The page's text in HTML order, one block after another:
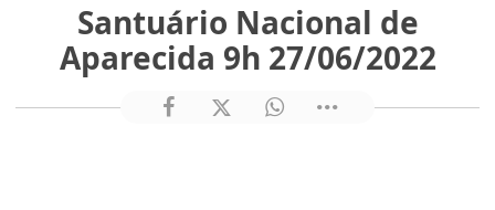
Santuário Nacional de
Aparecida 9h 27/06/2022